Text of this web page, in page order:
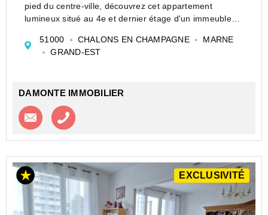
pied du centre-ville, découvrez cet appartement
lumineux situé au 4e et dernier étage d'un immeuble
Ce bien d'une superficie de 65 m2 a été entièrement
51000 CHALONS EN CHAMPAGNE
MARNE
GRAND-EST
DAMONTE IMMOBILIER
Contacter l'agence
EXCLUSIVITÉ